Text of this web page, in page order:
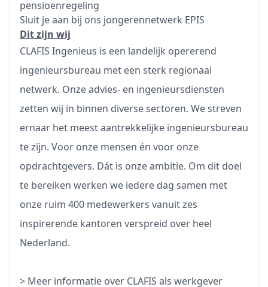
pensioenregeling
Sluit je aan bij ons jongerennetwerk EPIS
Dit zijn wij
CLAFIS Ingenieus is een landelijk opererend
ingenieursbureau met een sterk regionaal
netwerk. Onze advies- en ingenieursdiensten
zetten wij in binnen diverse sectoren. We streven
ernaar het meest aantrekkelijke ingenieursbureau
te zijn. Voor onze mensen én voor onze
opdrachtgevers. Dát is onze ambitie. Om dit doel
te bereiken werken we iedere dag samen met
onze ruim 400 medewerkers vanuit zes
inspirerende kantoren verspreid over heel
Nederland.
> Meer informatie over CLAFIS als werkgever